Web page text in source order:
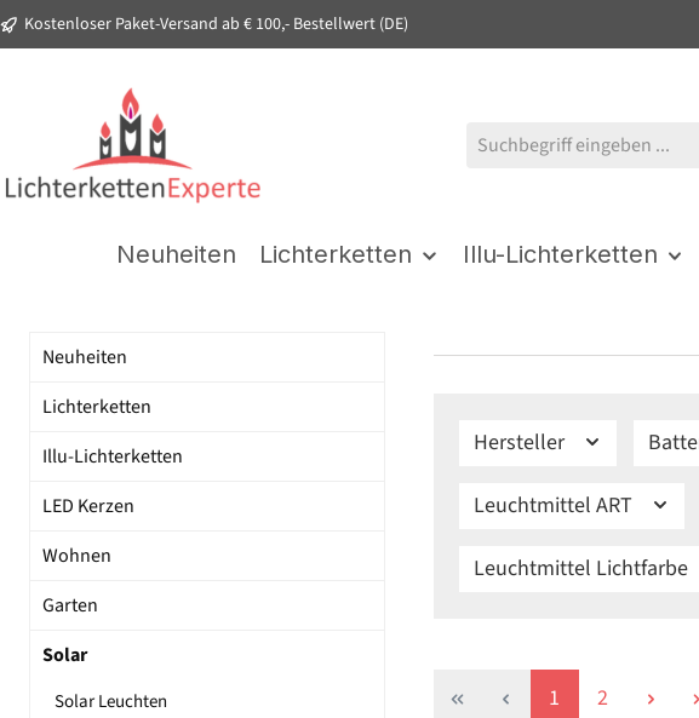
Zur Hauptnavigation springen
Kostenloser Paket-Versand ab € 100,- Bestellwert (DE)
Neuheiten Lichterketten Illu-Lichterketten
Neuheiten
Lichterketten
Illu-Lichterketten
LED Kerzen
Wohnen
Garten
Solar
Solar Leuchten
Hersteller
Leuchtmittel ART
Leuchtmittel Lichtfarbe
Seite
1 Seite
2